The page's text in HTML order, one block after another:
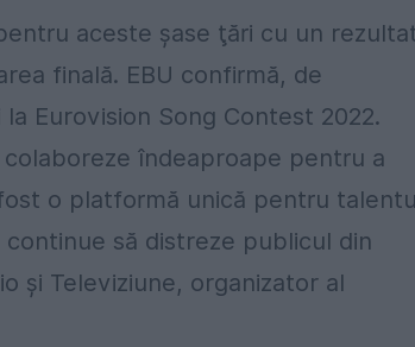
aceste şase ţări cu un
finală. EBU confirmă, de
Eurovision Song Contest 2022.
îndeaproape pentru a
o platformă unică pentru
să distreze publicul din
și Televiziune, organizator al